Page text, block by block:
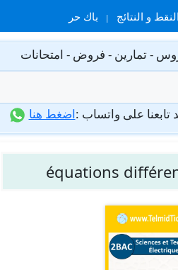
النقط و النتائج باك حر
- تمارين - فروض - امتحانات
على واتساب :اضغط هنا
équations